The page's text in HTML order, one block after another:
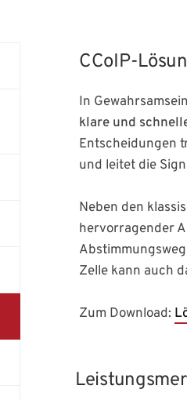
CCoIP-
In
klare und
Entscheidungen
und leitet die
Neben den
hervorragender
Zelle kann auch
Zum Download: